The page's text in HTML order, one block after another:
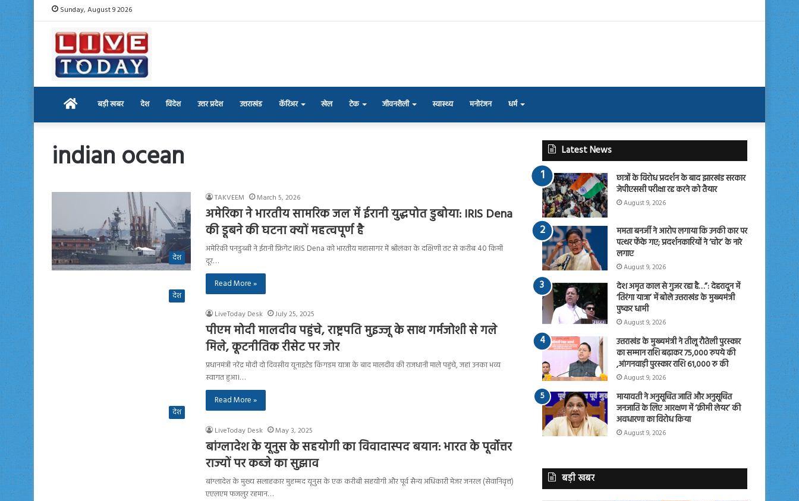
Sunday, August 9 2026
Home बड़ी खबर देश विदेश उत्तर प्रदेश उत्तराखंड कॅरिअर खेल टेक जीवनशैली स्वास्थ्य मनोरंजन धर्म
indian ocean
देश
TAKVEEM March 5, 2026
अमेरिका ने भारतीय सामरिक जल में ईरानी युद्धपोत डुबोया: IRIS Dena
की डूबने की घटना क्यों महत्वपूर्ण है
अमेरिकी पनडुब्बी ने ईरानी फ्रिगेट IRIS Dena को भारतीय महासागर में श्रीलंका के दक्षिणी तट से करीब 40 किमी
दूर…
Read More »
देश
LiveToday Desk
July 25, 2025
पीएम मोदी मालदीव पहुंचे, राष्ट्रपति मुइज्जू के साथ गर्मजोशी से गले
मिले, कूटनीतिक रीसेट पर जोर
प्रधानमंत्री नरेंद्र मोदी दो दिवसीय यूनाइटेड किंगडम यात्रा के बाद मालदीव की राजधानी माले पहुंचे, जहां उनका भव्य
स्वागत हुआ।…
Read More »
देश
LiveToday Desk
May 3, 2025
बांग्लादेश के यूनुस के सहयोगी का विवादास्पद बयान: भारत के पूर्वोत्तर
राज्यों पर कब्जे का सुझाव
बांग्लादेश के मुख्य सलाहकार मुहम्मद यूनुस के एक करीबी सहयोगी और पूर्व सैन्य अधिकारी मेजर जनरल (सेवानिवृत्त)
एएलएम फजलुर रहमान…
Latest News
छात्रों के विरोध प्रदर्शन के बाद झारखंड सरकार
जेपीएससी परीक्षा रद्द करने को तैयार
August 9, 2026
ममता बनर्जी ने आरोप लगाया कि उनकी कार पर
पत्थर फेंके गए; प्रदर्शनकारियों ने ‘चोर’ के नारे
लगाए
August 9, 2026
देश अमृत काल से गुजर रहा है…”: देहरादून में
‘तिरंगा यात्रा’ में बोले उत्तराखंड के मुख्यमंत्री
पुष्कर धामी
August 9, 2026
उत्तराखंड के मुख्यमंत्री ने तीलू रौतेली पुरस्कार
का सम्मान राशि बढ़ाकर 75,000 रुपये की
,आंगनवाड़ी पुरस्कार राशि 61,000 रु की
August 9, 2026
मायावती ने अनुसूचित जाति और अनुसूचित
जनजाति के लिए आरक्षण में ‘क्रीमी लेयर’ की
अवधारणा का विरोध किया
August 9, 2026
बड़ी खबर